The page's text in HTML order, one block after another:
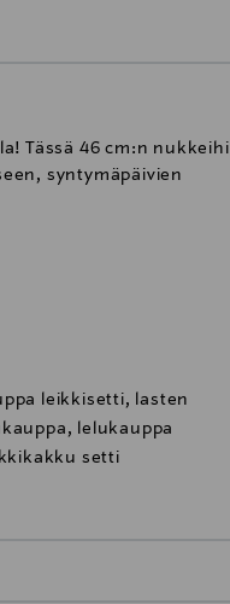
Tässä 46 cm:n
syntymäpäivien
leikkisetti, lasten
lelukauppa
setti